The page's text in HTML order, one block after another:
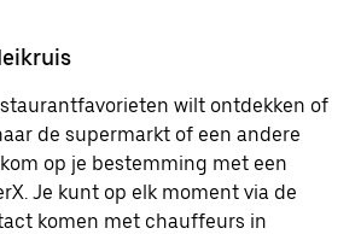
wilt ontdekken of
de supermarkt of een andere
op je bestemming met een
Je kunt op elk moment via de
komen met chauffeurs in